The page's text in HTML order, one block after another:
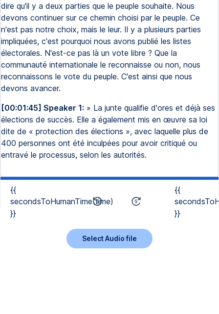
dire qu'il y a deux parties que le peuple souhaite. Nous
devons continuer sur ce chemin choisi par le peuple. Ce
n'est pas notre choix, mais le leur. Il y a plusieurs parties
impliquées, c'est pourquoi nous avons publié les listes
électorales. N'est-ce pas là un vote libre ? Que la
communauté internationale le reconnaisse ou non, nous
reconnaissons le vote du peuple. C'est ainsi que nous
devons avancer.
[00:01:45] Speaker 1: » La junte qualifie d'ores et déjà ses
élections de succès. Elle a également mis en œuvre sa loi
dite de « protection des élections », avec laquelle plus de
400 personnes ont été inculpées pour avoir critiqué ou
entravé le processus, selon les autorités.
{{
secondsToHumanTime(time)
}}
{{
}}
Select Audio file